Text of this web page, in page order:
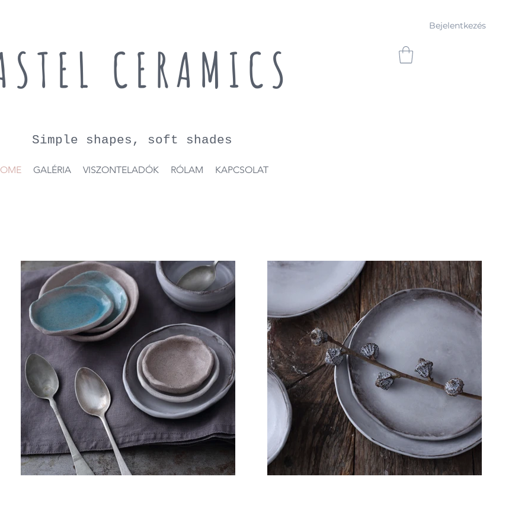
Bejelentkezés
CERAMICS
Simple shapes, soft shades
GALÉRIA VISZONTELADÓK RÓLAM KAPCSOLAT